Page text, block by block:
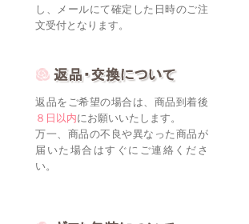
し、メールにて確定した日時のご注
文受付となります。
返品をご希望の場合は、商品到着後
８日以内にお願いいたします。
万一、商品の不良や異なった商品が
届いた場合はすぐにご連絡くださ
い。